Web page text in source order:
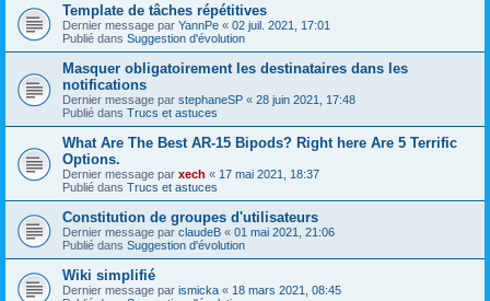
Template de tâches répétitives
Dernier message par YannPe « 02 juil. 2021, 17:01
Publié dans Suggestion d'évolution
Masquer obligatoirement les destinataires dans les
notifications
Dernier message par stephaneSP « 28 juin 2021, 17:48
Publié dans Trucs et astuces
What Are The Best AR-15 Bipods? Right here Are 5 Terrific
Options.
Dernier message par xech « 17 mai 2021, 18:37
Publié dans Trucs et astuces
Constitution de groupes d'utilisateurs
Dernier message par claudeB « 01 mai 2021, 21:06
Publié dans Suggestion d'évolution
Wiki simplifié
Dernier message par ismicka « 18 mars 2021, 08:45